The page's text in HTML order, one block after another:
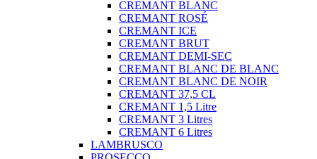
CREMANT BLANC
CREMANT ROSÉ
CREMANT ICE
CREMANT BRUT
CREMANT DEMI-SEC
CREMANT BLANC DE BLANC
CREMANT BLANC DE NOIR
CREMANT 37,5 CL
CREMANT 1,5 Litre
CREMANT 3 Litres
CREMANT 6 Litres
LAMBRUSCO